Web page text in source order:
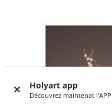
Holyart app
Découvrez maintenat